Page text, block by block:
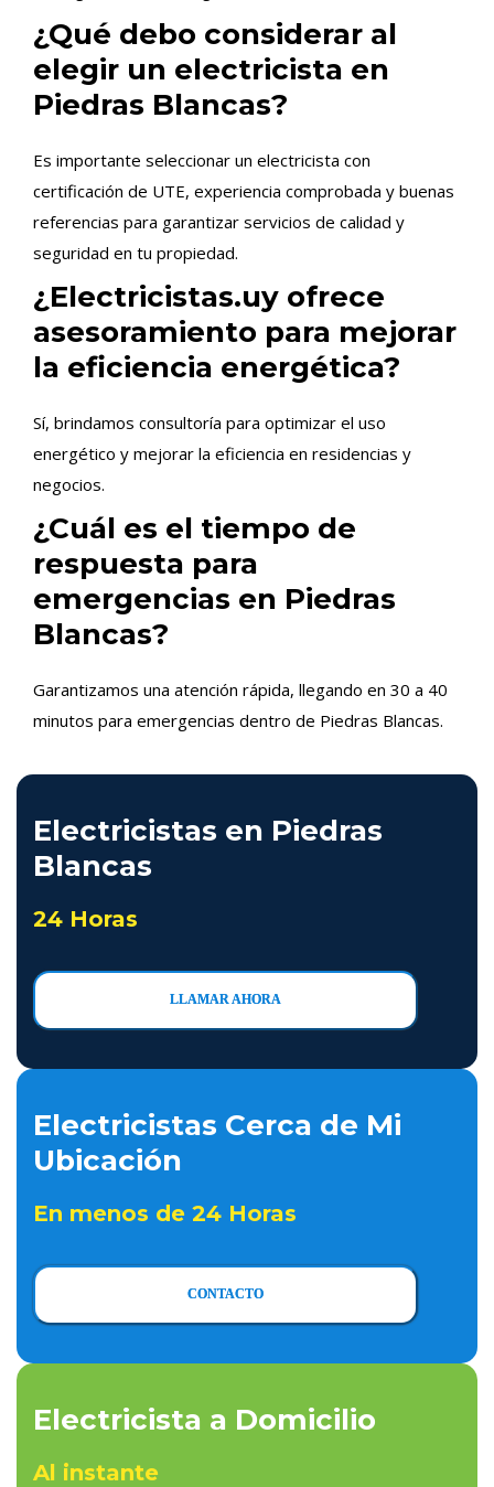
¿Qué debo considerar al
elegir un electricista en
Piedras Blancas?
Es importante seleccionar un electricista con
certificación de UTE, experiencia comprobada y buenas
referencias para garantizar servicios de calidad y
seguridad en tu propiedad.
¿Electricistas.uy ofrece
asesoramiento para mejorar
la eficiencia energética?
Sí, brindamos consultoría para optimizar el uso
energético y mejorar la eficiencia en residencias y
negocios.
¿Cuál es el tiempo de
respuesta para
emergencias en Piedras
Blancas?
Garantizamos una atención rápida, llegando en 30 a 40
minutos para emergencias dentro de Piedras Blancas.
Electricistas en Piedras
Blancas
24 Horas
LLAMAR AHORA
Electricistas Cerca de Mi
Ubicación
En menos de 24 Horas
CONTACTO
Electricista a Domicilio
Al instante